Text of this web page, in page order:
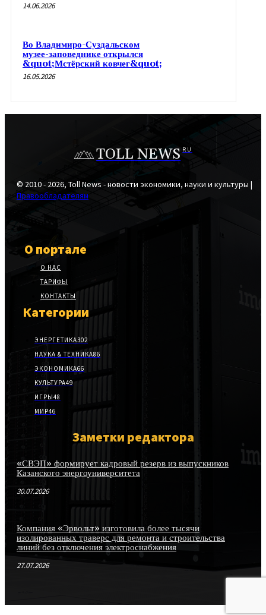
14.06.2026
Во Владимиро-Суздальском
музее-заповеднике открылся
&quot;Мстёрский ковчег&quot;
16.05.2026
TOLL NEWS RU
© 2010 - 2026, Toll News - новости экономики, науки и культуры |
Правообладателям
О портале
О НАС
ТАРИФЫ
КОНТАКТЫ
Категории
ЭНЕРГЕТИКА302
НАУКА & ТЕХНИКА86
ЭКОНОМИКА66
КУЛЬТУРА49
ИГРЫ48
МИР46
Заметки редактора
«СВЭП» формирует кадровый резерв из выпускников
Казанского энергоуниверситета
30.07.2026
Компания «Эрвольт» изготовила более тысячи
изолированных траверс для ремонта и строительства
линий без отключения электроснабжения
27.07.2026